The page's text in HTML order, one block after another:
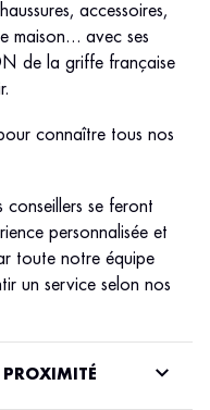
accessoires,
maison… avec ses
de la griffe française
connaître tous nos
conseillers se feront
personnalisée et
toute notre équipe
un service selon nos
PROXIMITÉ